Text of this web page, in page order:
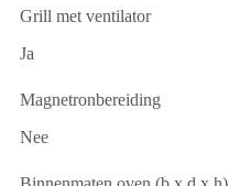
Grill met ventilator
Ja
Magnetronbereiding
Nee